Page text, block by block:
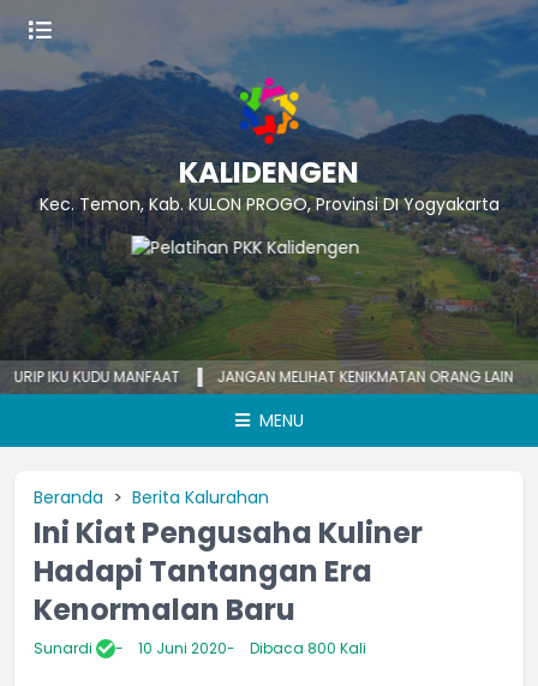
KALIDENGEN
Kec. Temon, Kab. KULON PROGO, Provinsi DI Yogyakarta
IKU KUDU MANFAAT JANGAN MELIHAT KENIKMATAN ORANG LAIN
MENU
Beranda Berita Kalurahan
Ini Kiat Pengusaha Kuliner
Hadapi Tantangan Era
Kenormalan Baru
Sunardi 10 Juni 2020 Dibaca 800 Kali